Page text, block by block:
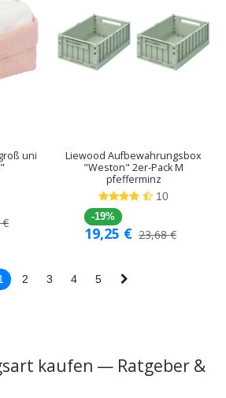
uni
€
Liewood Aufbewahrungsbox
"Weston" 2er-Pack M
pfefferminz
10
-19%
19,25 € 23,68€
2 3 4 5
kaufen — Ratgeber &